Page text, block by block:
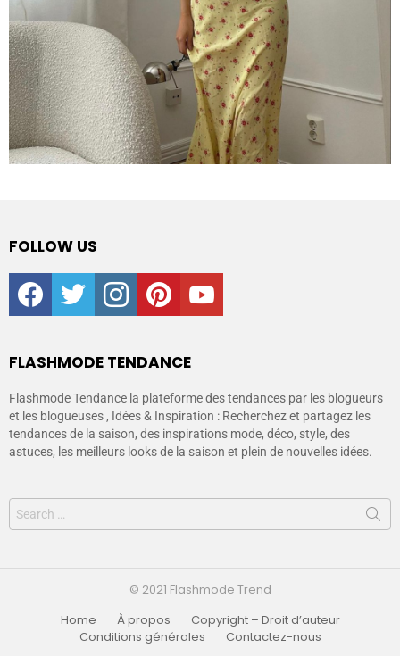
FOLLOW US
facebooktwitter instagrampinterestyoutube
FLASHMODE TENDANCE
Flashmode Tendance la plateforme des tendances par les blogueurs
et les blogueuses , Idées & Inspiration : Recherchez et partagez les
tendances de la saison, des inspirations mode, déco, style, des
astuces, les meilleurs looks de la saison et plein de nouvelles idées.
© 2021 Flashmode Trend
Home
À propos
Copyright – Droit d’auteur
Conditions générales
Contactez-nous